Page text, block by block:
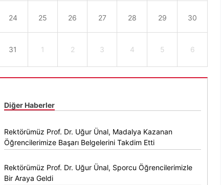
24 25 26 27 28 29 30
31 1 2 3 4 5 6
Diğer Haberler
Rektörümüz Prof. Dr. Uğur Ünal, Madalya Kazanan
Öğrencilerimize Başarı Belgelerini Takdim Etti
Rektörümüz Prof. Dr. Uğur Ünal, Sporcu Öğrencilerimizle
Bir Araya Geldi